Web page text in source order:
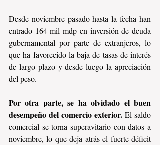
Desde noviembre pasado hasta la fecha han
entrado 164 mil mdp en inversión de deuda
gubernamental por parte de extranjeros, lo
que ha favorecido la baja de tasas de interés
de largo plazo y desde luego la apreciación
del peso.
Por otra parte, se ha olvidado el buen
desempeño del comercio exterior. El saldo
comercial se torna superavitario con datos a
noviembre, lo que deja atrás el fuerte déficit